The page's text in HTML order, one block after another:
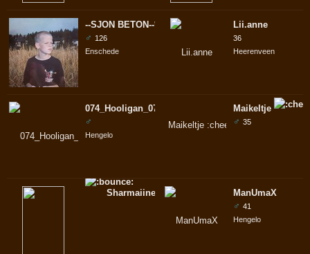
--SJON BETON--*TOTSCHLÄGER*
♂ 126
Enschede
074_Hooligan_074
♂
Hengelo
Sharmaiinee
Lii.anne
36
Heerenveen
Maikeltje
♂ 35
ManUmaX
♂ 41
Hengelo